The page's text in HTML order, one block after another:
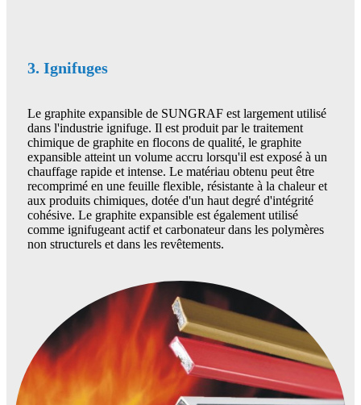
3. Ignifuges
Le graphite expansible de SUNGRAF est largement utilisé
dans l'industrie ignifuge. Il est produit par le traitement
chimique de graphite en flocons de qualité, le graphite
expansible atteint un volume accru lorsqu'il est exposé à un
chauffage rapide et intense. Le matériau obtenu peut être
recomprimé en une feuille flexible, résistante à la chaleur et
aux produits chimiques, dotée d'un haut degré d'intégrité
cohésive. Le graphite expansible est également utilisé
comme ignifugeant actif et carbonateur dans les polymères
non structurels et dans les revêtements.